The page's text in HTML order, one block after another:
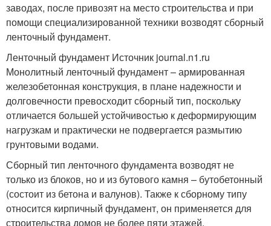
заводах, после привозят на место строительства и при
помощи специализированной техники возводят сборный
ленточный фундамент.
Ленточный фундамент Источник journal.n1.ru
Монолитный ленточный фундамент – армированная
железобетонная конструкция, в плане надежности и
долговечности превосходит сборный тип, поскольку
отличается большей устойчивостью к деформирующим
нагрузкам и практически не подвергается размытию
грунтовыми водами.
Сборный тип ленточного фундамента возводят не
только из блоков, но и из бутового камня – бутобетонный
(состоит из бетона и валунов). Также к сборному типу
относится кирпичный фундамент, он применяется для
строительства домов не более пяти этажей.